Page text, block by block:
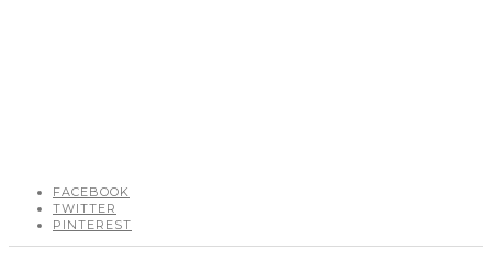
FACEBOOK
TWITTER
PINTEREST